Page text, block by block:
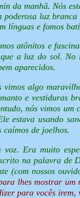
da manhã. Nós
poderosa luz
línguas e fomos
atônitos e
a luz do sol.
aparecidos.
vimos algo
e vestiduras
nós vimos
estava usando
caímos de joelhos.
voz. Era muito
na palavra de
(com nossos
lhes mostrar
para vocês